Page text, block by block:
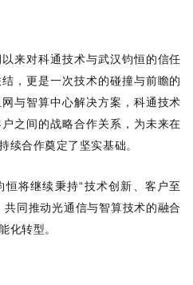
来对科通技术与武汉钧恒的信任
，更是一次技术的碰撞与前瞻的
与智算中心解决方案，科通技术
之间的战略合作关系，为未来在
续合作奠定了坚实基础。
恒将继续秉持“技术创新、客户至
同推动光通信与智算技术的融合
化转型。